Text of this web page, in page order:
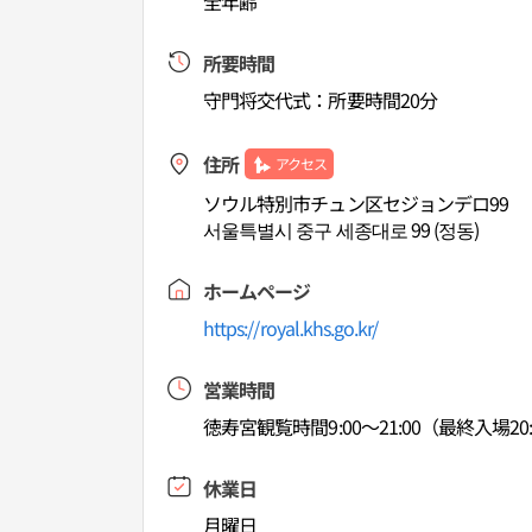
所要時間
守門将交代式：所要時間20分
住所 アクセス
ソウル特別市チュン区セジョンデロ99
서울특별시 중구 세종대로 99 (정동)
ホームページ
https://royal.khs.go.kr/
営業時間
徳寿宮観覧時間9:00～21:00（最終入場
休業日
月曜日